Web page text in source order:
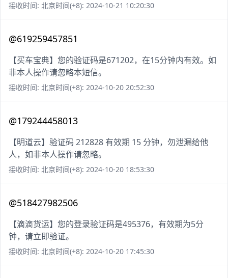
接收时间: 北京时间(+8): 2024-10-21 10:20:30
@619259457851
【买车宝典】您的验证码是671202，在15分钟内有效。如
非本人操作请忽略本短信。
接收时间: 北京时间(+8): 2024-10-20 20:52:30
@179244458013
【明道云】验证码 212828 有效期 15 分钟，勿泄漏给他
人，如非本人操作请忽略。
接收时间: 北京时间(+8): 2024-10-20 18:53:30
@518427982506
【滴滴货运】您的登录验证码是495376，有效期为5分
钟，请立即验证。
接收时间: 北京时间(+8): 2024-10-20 17:45:30